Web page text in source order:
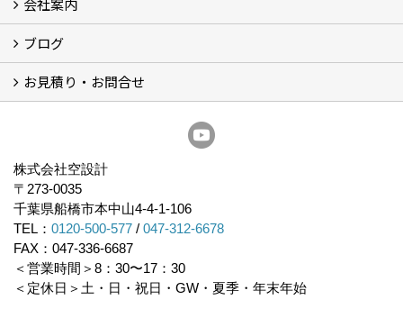
会社案内
経営理念／ご挨拶
会社概要
メディア掲載
リフォーム産業新聞掲載
表彰
スタッフ紹介
アクセス
不動産探し
プライバシーポリシー
ブログ
いちかわ新聞連載コラム
人生の歩き方
空設計通信
まもりとそなえ
豆知識
お見積り・お問合せ
耐震省エネ補助金無料相談会
株式会社空設計
〒273-0035
千葉県船橋市本中山4-4-1-106
TEL： 0120-500-577 / 047-312-6678
FAX：047-336-6687
＜営業時間＞8：30〜17：30
＜定休日＞土・日・祝日・GW・夏季・年末年始